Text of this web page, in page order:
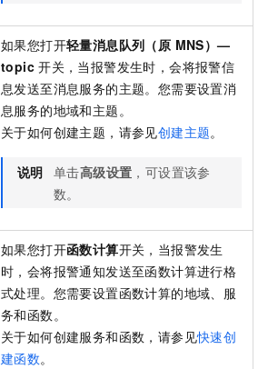
如果您打开轻量消息队列（原 MNS）—
topic 开关，当报警发生时，会将报警信
息发送至消息服务的主题。您需要设置消
息服务的地域和主题。
关于如何创建主题，请参见创建主题。
说明 单击高级设置 ，可设置该参
数。
如果您打开函数计算开关，当报警发生
时，会将报警通知发送至函数计算进行格
式处理。您需要设置函数计算的地域、服
务和函数。
关于如何创建服务和函数，请参见快速创
建函数。